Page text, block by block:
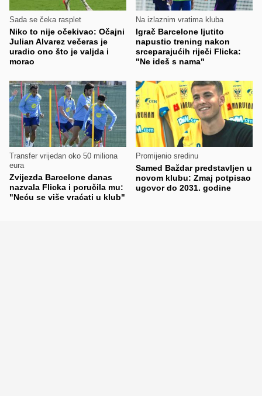
Sada se čeka rasplet
Niko to nije očekivao: Očajni
Julian Alvarez večeras je
uradio ono što je valjda i
morao
Na izlaznim vratima kluba
Igrač Barcelone ljutito
napustio trening nakon
srceparajućih riječi Flicka:
"Ne ideš s nama"
Transfer vrijedan oko 50 miliona
eura
Zvijezda Barcelone danas
nazvala Flicka i poručila mu:
"Neću se više vraćati u klub"
Promijenio sredinu
Samed Baždar predstavljen u
novom klubu: Zmaj potpisao
ugovor do 2031. godine